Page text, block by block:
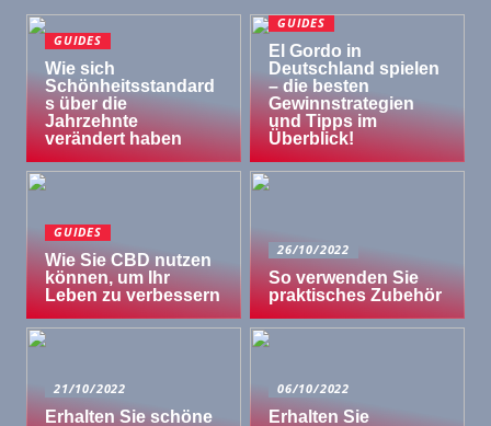
GUIDES
Wie sich
Schönheitsstandard
s über die
Jahrzehnte
verändert haben
GUIDES
El Gordo in
Deutschland spielen
– die besten
Gewinnstrategien
und Tipps im
Überblick!
GUIDES
Wie Sie CBD nutzen
können, um Ihr
Leben zu verbessern
26/10/2022
So verwenden Sie
praktisches Zubehör
21/10/2022
Erhalten Sie schöne
06/10/2022
Erhalten Sie